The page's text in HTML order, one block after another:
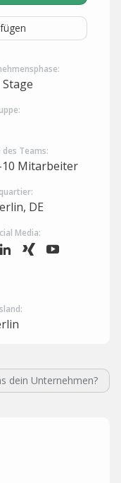
Stage
Teams:
10 Mitarbeiter
DE
Media:
dein Unternehmen?